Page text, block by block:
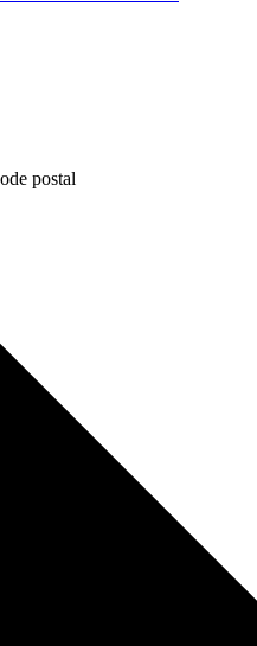
postal